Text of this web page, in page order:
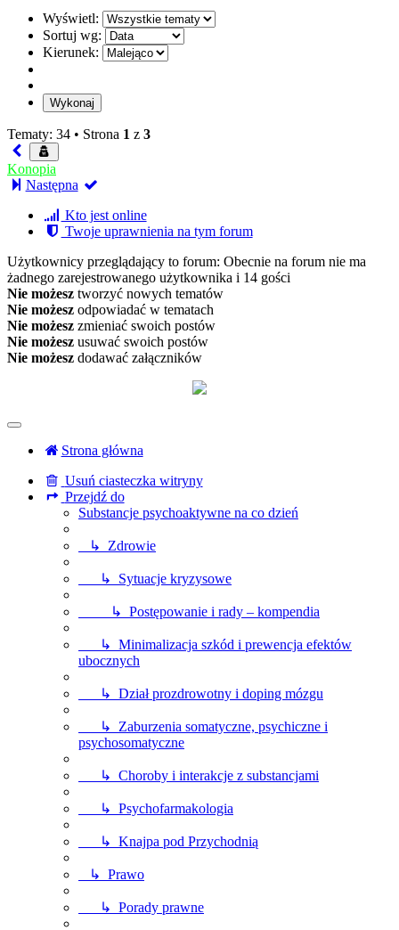
Wyświetl:
Sortuj wg:
Kierunek:
Tematy: 34 • Strona 1 z 3
Konopia
Następna
Kto jest online
Twoje uprawnienia na tym forum
Użytkownicy przeglądający to forum: Obecnie na forum nie ma
żadnego zarejestrowanego użytkownika i 14 gości
Nie możesz tworzyć nowych tematów
Nie możesz odpowiadać w tematach
Nie możesz zmieniać swoich postów
Nie możesz usuwać swoich postów
Nie możesz dodawać załączników
Strona główna
Usuń ciasteczka witryny
Przejdź do
Substancje psychoaktywne na co dzień
↳ Zdrowie
↳ Sytuacje kryzysowe
↳ Postępowanie i rady – kompendia
↳ Minimalizacja szkód i prewencja efektów
ubocznych
↳ Dział prozdrowotny i doping mózgu
↳ Zaburzenia somatyczne, psychiczne i
psychosomatyczne
↳ Choroby i interakcje z substancjami
↳ Psychofarmakologia
↳ Knajpa pod Przychodnią
↳ Prawo
↳ Porady prawne